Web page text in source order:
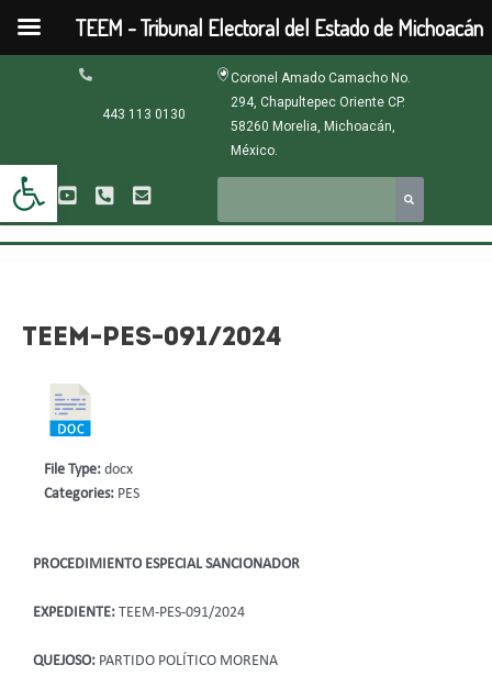
Abrir barra de herramientas
contenido
443 113 0130
Coronel Amado Camacho No.
294, Chapultepec Oriente CP.
58260 Morelia, Michoacán,
México.
TEEM-PES-091/2024
PROCEDIMIENTO ESPECIAL SANCIONADOR
EXPEDIENTE: TEEM-PES-091/2024
QUEJOSO: PARTIDO POLÍTICO MORENA
File Type: docx
Categories: PES
TEEM - Tribunal Electoral del Estado de Michoacán